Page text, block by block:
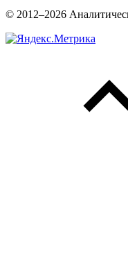
© 2012–2026